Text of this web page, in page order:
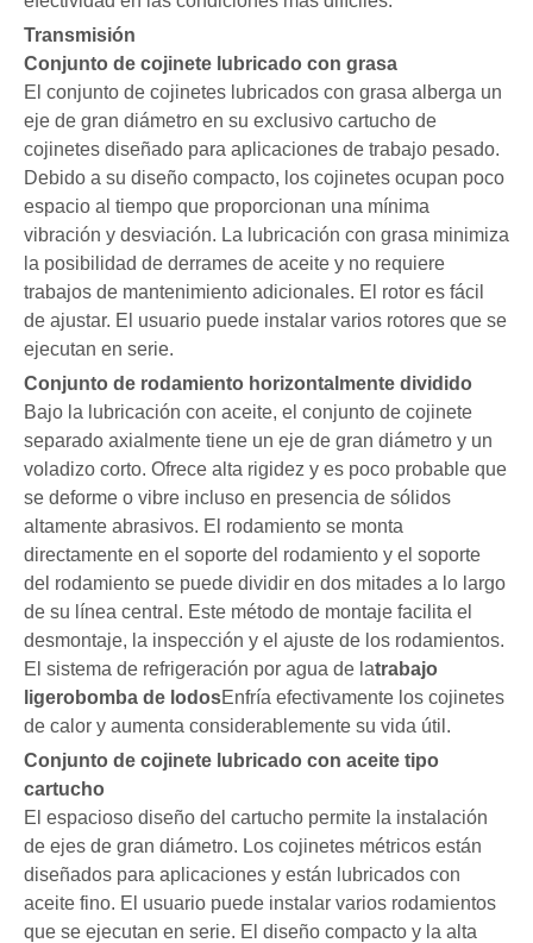
Transmisión
Conjunto de cojinete lubricado con grasa
El conjunto de cojinetes lubricados con grasa alberga un
eje de gran diámetro en su exclusivo cartucho de
cojinetes diseñado para aplicaciones de trabajo pesado.
Debido a su diseño compacto, los cojinetes ocupan poco
espacio al tiempo que proporcionan una mínima
vibración y desviación. La lubricación con grasa minimiza
la posibilidad de derrames de aceite y no requiere
trabajos de mantenimiento adicionales. El rotor es fácil
de ajustar. El usuario puede instalar varios rotores que se
ejecutan en serie.
Conjunto de rodamiento horizontalmente dividido
Bajo la lubricación con aceite, el conjunto de cojinete
separado axialmente tiene un eje de gran diámetro y un
voladizo corto. Ofrece alta rigidez y es poco probable que
se deforme o vibre incluso en presencia de sólidos
altamente abrasivos. El rodamiento se monta
directamente en el soporte del rodamiento y el soporte
del rodamiento se puede dividir en dos mitades a lo largo
de su línea central. Este método de montaje facilita el
desmontaje, la inspección y el ajuste de los rodamientos.
El sistema de refrigeración por agua de latrabajo
ligerobomba de lodosEnfría efectivamente los cojinetes
de calor y aumenta considerablemente su vida útil.
Conjunto de cojinete lubricado con aceite tipo
cartucho
El espacioso diseño del cartucho permite la instalación
de ejes de gran diámetro. Los cojinetes métricos están
diseñados para aplicaciones y están lubricados con
aceite fino. El usuario puede instalar varios rodamientos
que se ejecutan en serie. El diseño compacto y la alta